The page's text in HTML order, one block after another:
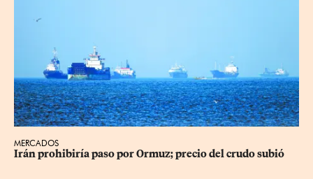
MERCADOS
Irán prohibiría paso por Ormuz; precio del crudo subió